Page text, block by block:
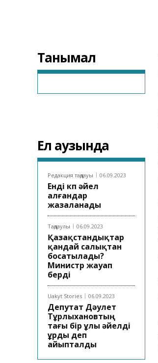
Танымал
Ел аузында
Редакция таңдауы 06.09.2023
Енді көп әйел
алғандар
жазаланады
Таңдаулы 06.09.2023
Қазақстандықтар
қандай салықтан
босатылады?
Министр жауап
берді
Uakyt Stories 06.09.2023
Депутат Дәулет
Тұрлыхановтың
тағы бір ұлы әйелді
ұрды деп
айыпталды